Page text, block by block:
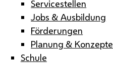
Servicestellen
Jobs & Ausbildung
Förderungen
Planung & Konzepte
Schule